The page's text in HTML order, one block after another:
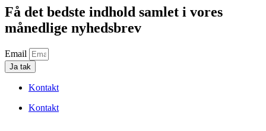
Få det bedste indhold samlet i vores
månedlige nyhedsbrev
Email
Ja tak
Kontakt
Kontakt